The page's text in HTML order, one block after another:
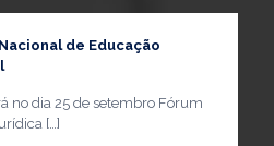
de Educação
no dia 25 de setembro Fórum
[…]